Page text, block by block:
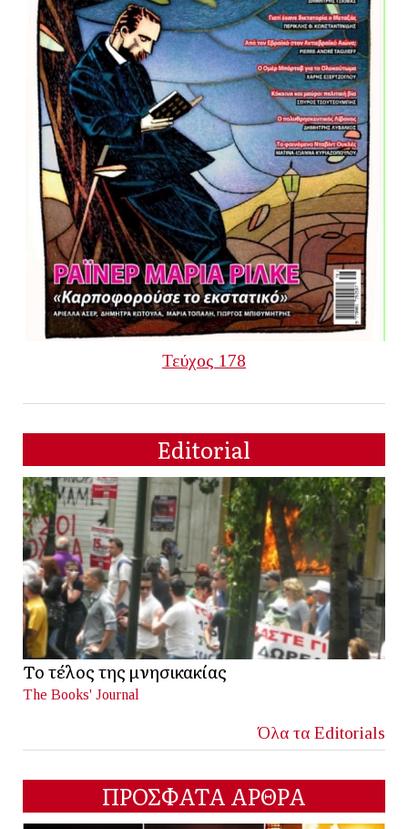
Τεύχος 178
Editorial
Το τέλος της μνησικακίας
The Books' Journal
Όλα τα Editorials
ΠΡΟΣΦΑΤΑ ΑΡΘΡΑ